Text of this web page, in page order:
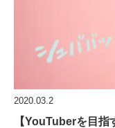
2020.03.2
【YouTuberを目指